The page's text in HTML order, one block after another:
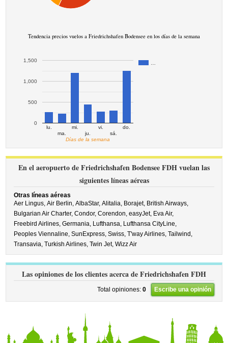
Tendencia precios vuelos a Friedrichshafen Bodensee en los días de la semana
lu.
ma.
mi.
ju.
vi.
sá.
do.
0
500
1,000
1,500
Días de la semana
En el aeropuerto de Friedrichshafen Bodensee FDH vuelan las
siguientes líneas aéreas
Otras líneas aéreas
Aer Lingus,Air Berlin,AlbaStar,Alitalia, Borajet, British Airways,
Bulgarian Air Charter,Condor,Corendon,easyJet, Eva Air,
Freebird Airlines,Germania, Lufthansa, Lufthansa CityLine,
Peoples Viennaline,SunExpress,Swiss,T'way Airlines,Tailwind,
Transavia,Turkish Airlines,Twin Jet,Wizz Air
Las opiniones de los clientes acerca de Friedrichshafen FDH
Total opiniones: 0 Escribe una opinión